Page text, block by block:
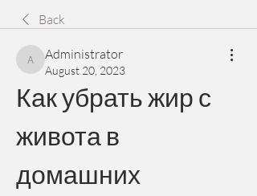
Back
Administrator
Administrator
August 20, 2023
Как убрать жир с
живота в
домашних